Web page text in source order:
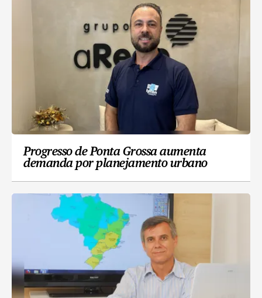
Progresso de Ponta Grossa aumenta
demanda por planejamento urbano